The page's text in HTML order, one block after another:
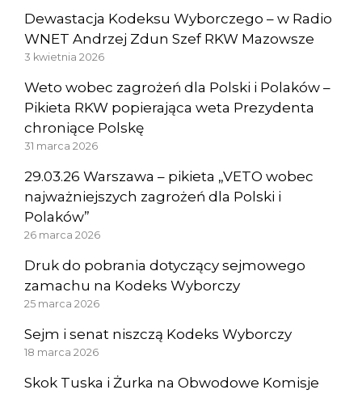
Dewastacja Kodeksu Wyborczego – w Radio
WNET Andrzej Zdun Szef RKW Mazowsze
3 kwietnia 2026
Weto wobec zagrożeń dla Polski i Polaków –
Pikieta RKW popierająca weta Prezydenta
chroniące Polskę
31 marca 2026
29.03.26 Warszawa – pikieta „VETO wobec
najważniejszych zagrożeń dla Polski i
Polaków”
26 marca 2026
Druk do pobrania dotyczący sejmowego
zamachu na Kodeks Wyborczy
25 marca 2026
Sejm i senat niszczą Kodeks Wyborczy
18 marca 2026
Skok Tuska i Żurka na Obwodowe Komisje